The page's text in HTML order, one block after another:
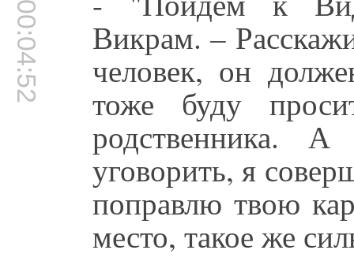
00:04:52 Викрам. –
человек, он
тоже буду
родственника.
уговорить, я
поправлю твою
место, такое же